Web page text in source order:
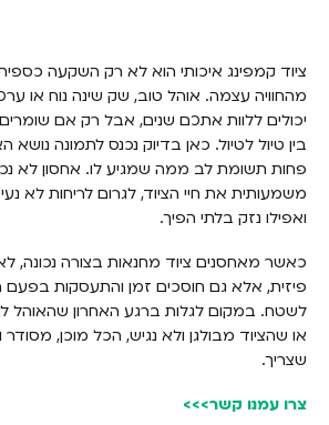
ציוד קמפינג איכותי הוא לא רק השקעה
מהחוויה עצמה. אוהל טוב, שק שינה נוח או
יכולים ללוות אתכם שנים, אבל רק אם
בין טיול לטיול. כאן בדיוק נכנס לתמונה
פחות תשומת לב ממה שמגיע לו. אחסון לא
משמעותית את חיי הציוד, לגרום לריחות לא
ואפילו נזק בלתי הפיך.
כאשר מאחסנים ציוד מחנאות בצורה נכונה,
פיזית, אלא גם חוסכים זמן והתעסקות בפעם
לשטח. במקום לגלות ברגע האחרון שהאוהל
או שהציוד מבולגן ולא נגיש, הכל מוכן,
שצריך.
צרו עמנו קשר>>>